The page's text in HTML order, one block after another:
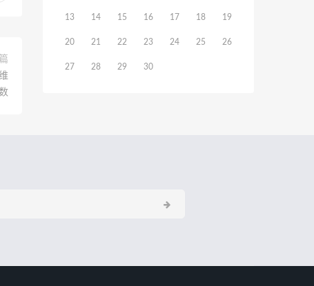
13 14 15 16 17 18 19
20 21 22 23 24 25 26
27 28 29 30